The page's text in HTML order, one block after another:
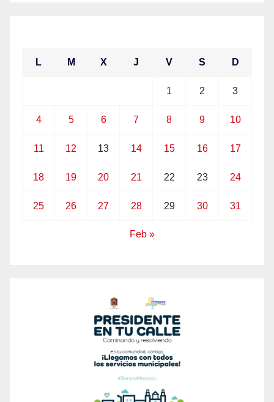
L M X J V S D
1 2 3
4 5 6 7 8 9 10
11 12 13 14 15 16 17
18 19 20 21 22 23 24
25 26 27 28 29 30 31
Feb »